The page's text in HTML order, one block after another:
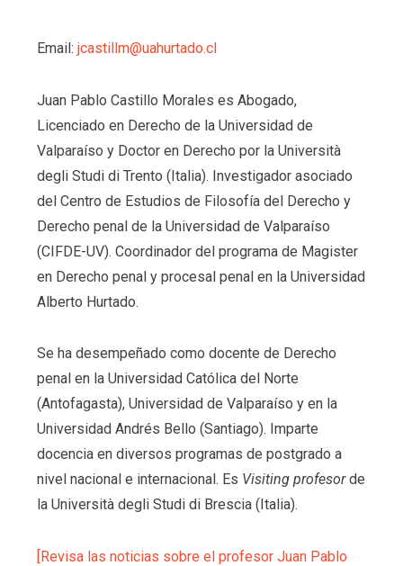
Email: jcastillm@uahurtado.cl
Juan Pablo Castillo Morales es Abogado,
Licenciado en Derecho de la Universidad de
Valparaíso y Doctor en Derecho por la Università
degli Studi di Trento (Italia). Investigador asociado
del Centro de Estudios de Filosofía del Derecho y
Derecho penal de la Universidad de Valparaíso
(CIFDE-UV). Coordinador del programa de Magister
en Derecho penal y procesal penal en la Universidad
Alberto Hurtado.
Se ha desempeñado como docente de Derecho
penal en la Universidad Católica del Norte
(Antofagasta), Universidad de Valparaíso y en la
Universidad Andrés Bello (Santiago). Imparte
docencia en diversos programas de postgrado a
nivel nacional e internacional. Es Visiting profesorde
la Università degli Studi di Brescia (Italia).
[Revisa las noticias sobre el profesor Juan Pablo